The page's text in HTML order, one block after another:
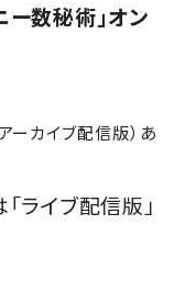
数秘術」オン
ーカイブ配信版）あ
ライブ配信版」